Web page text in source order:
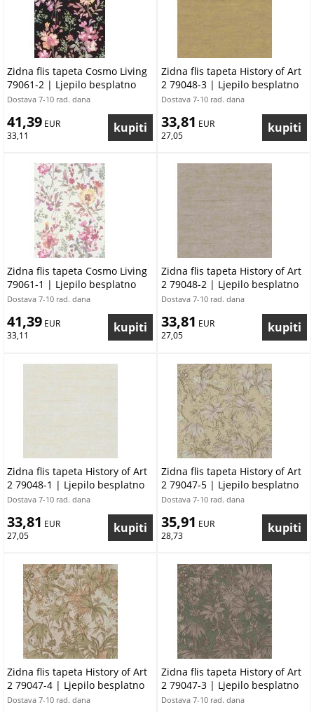
Zidna flis tapeta Cosmo Living
79061-2 | Ljepilo besplatno
Dostava 7-10 rad. dana
41,39 EUR
33,11
Zidna flis tapeta History of Art
2 79048-3 | Ljepilo besplatno
Dostava 7-10 rad. dana
33,81 EUR
27,05
Zidna flis tapeta Cosmo Living
79061-1 | Ljepilo besplatno
Dostava 7-10 rad. dana
41,39 EUR
33,11
Zidna flis tapeta History of Art
2 79048-2 | Ljepilo besplatno
Dostava 7-10 rad. dana
33,81 EUR
27,05
Zidna flis tapeta History of Art
2 79048-1 | Ljepilo besplatno
Dostava 7-10 rad. dana
33,81 EUR
27,05
Zidna flis tapeta History of Art
2 79047-5 | Ljepilo besplatno
Dostava 7-10 rad. dana
35,91 EUR
28,73
Zidna flis tapeta History of Art
2 79047-4 | Ljepilo besplatno
Dostava 7-10 rad. dana
Zidna flis tapeta History of Art
2 79047-3 | Ljepilo besplatno
Dostava 7-10 rad. dana